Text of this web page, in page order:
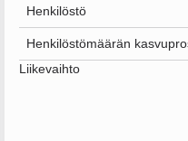
Henkilöstö
Henkilöstömäärän
Liikevaihto